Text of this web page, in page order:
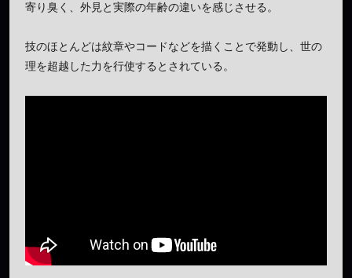
寄り臭く、外見と実際の年齢の違いを感じさせる。
技のほとんどは紋章やコードなどを描くことで発動し、世の
理を超越した力を行使するとされている。